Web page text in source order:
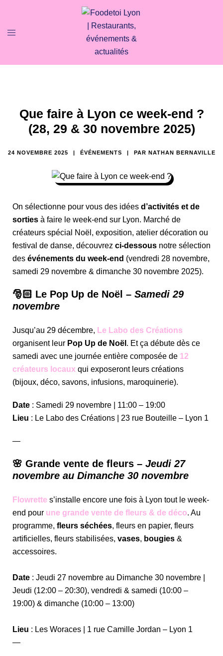
Que faire à Lyon ce week-end ?
(28, 29 & 30 novembre 2025)
24 NOVEMBRE 2025 ÉVÉNEMENTS PAR NATHAN BERNAVILLE
On sélectionne pour vous des idées d’activités et de
sorties à faire le week-end sur Lyon. Marché de
créateurs spécial Noël, exposition, atelier décoration ou
festival de danse, découvrez ci-dessous notre sélection
des événements du week-end (vendredi 28 novembre,
samedi 29 novembre & dimanche 30 novembre 2025).
🎅🏻 Le Pop Up de Noël – Samedi 29
novembre
Jusqu’au 29 décembre, Le Labo des Créations
organisent leur Pop Up de Noël . Et ça débute dès ce
samedi avec une journée entière composée de 12
créateurs locaux qui exposeront leurs créations
(bijoux, déco, savons, infusions, maroquinerie).
Date : Samedi 29 novembre | 11:00 – 19:00
Lieu : Le Labo des Créations | 23 rue Bouteille – Lyon 1
—
🌸 Grande vente de fleurs – Jeudi 27
novembre au Dimanche 30 novembre
Flowrette s’installe encore une fois à Lyon tout le week-
end pour une grande vente de fleurs & de déco. Au
programme, fleurs séchées, fleurs en papier, fleurs
artificielles, fleurs stabilisées, vases, bougies &
accessoires.
Date : Jeudi 27 novembre au Dimanche 30 novembre |
Jeudi (12:00 – 20:30), vendredi & samedi (10:00 –
19:00) & dimanche (10:00 – 13:00)
Lieu : Les Woraces | 1 rue Camille Jordan – Lyon 1
—